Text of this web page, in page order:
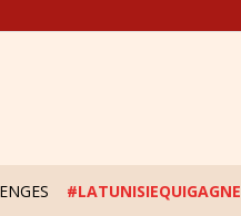
#LATUNISIEQUIGAGNE